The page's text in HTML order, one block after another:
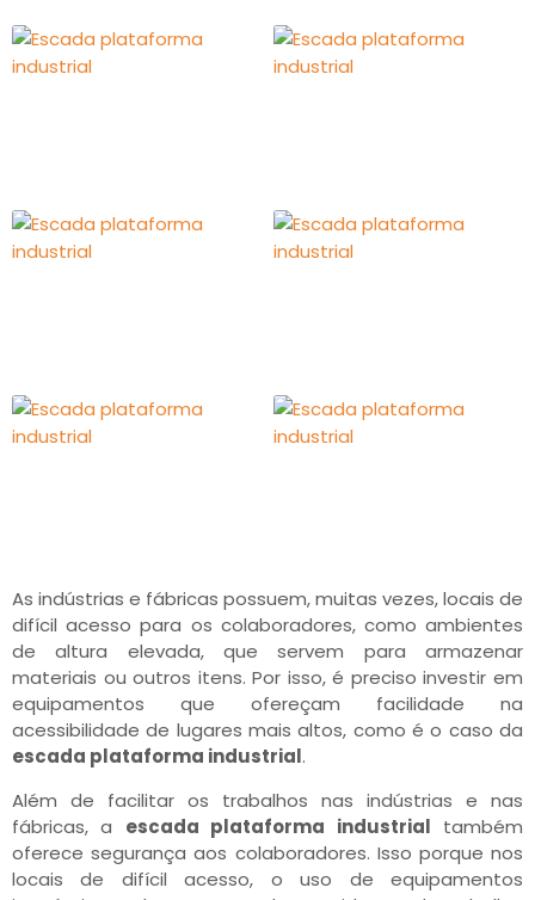
As indústrias e fábricas possuem, muitas vezes, locais de
difícil acesso para os colaboradores, como ambientes
de altura elevada, que servem para armazenar
materiais ou outros itens. Por isso, é preciso investir em
equipamentos que ofereçam facilidade na
acessibilidade de lugares mais altos, como é o caso da
escada plataforma industrial.
Além de facilitar os trabalhos nas indústrias e nas
fábricas, a escada plataforma industrial também
oferece segurança aos colaboradores. Isso porque nos
locais de difícil acesso, o uso de equipamentos